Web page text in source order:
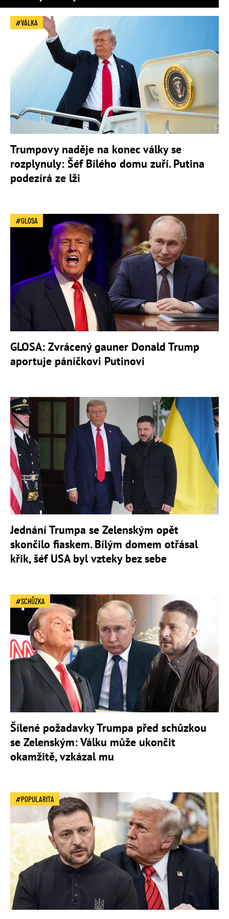
VÁLKA
Trumpovy naděje na konec války se
rozplynuly: Šéf Bílého domu zuří. Putina
podezírá ze lži
GLOSA
GLOSA: Zvrácený gauner Donald Trump
aportuje páníčkovi Putinovi
Jednání Trumpa se Zelenským opět
skončilo fiaskem. Bílým domem otřásal
křik, šéf USA byl vzteky bez sebe
SCHŮZKA
Šílené požadavky Trumpa před schůzkou
se Zelenským: Válku může ukončit
okamžitě, vzkázal mu
POPULARITA